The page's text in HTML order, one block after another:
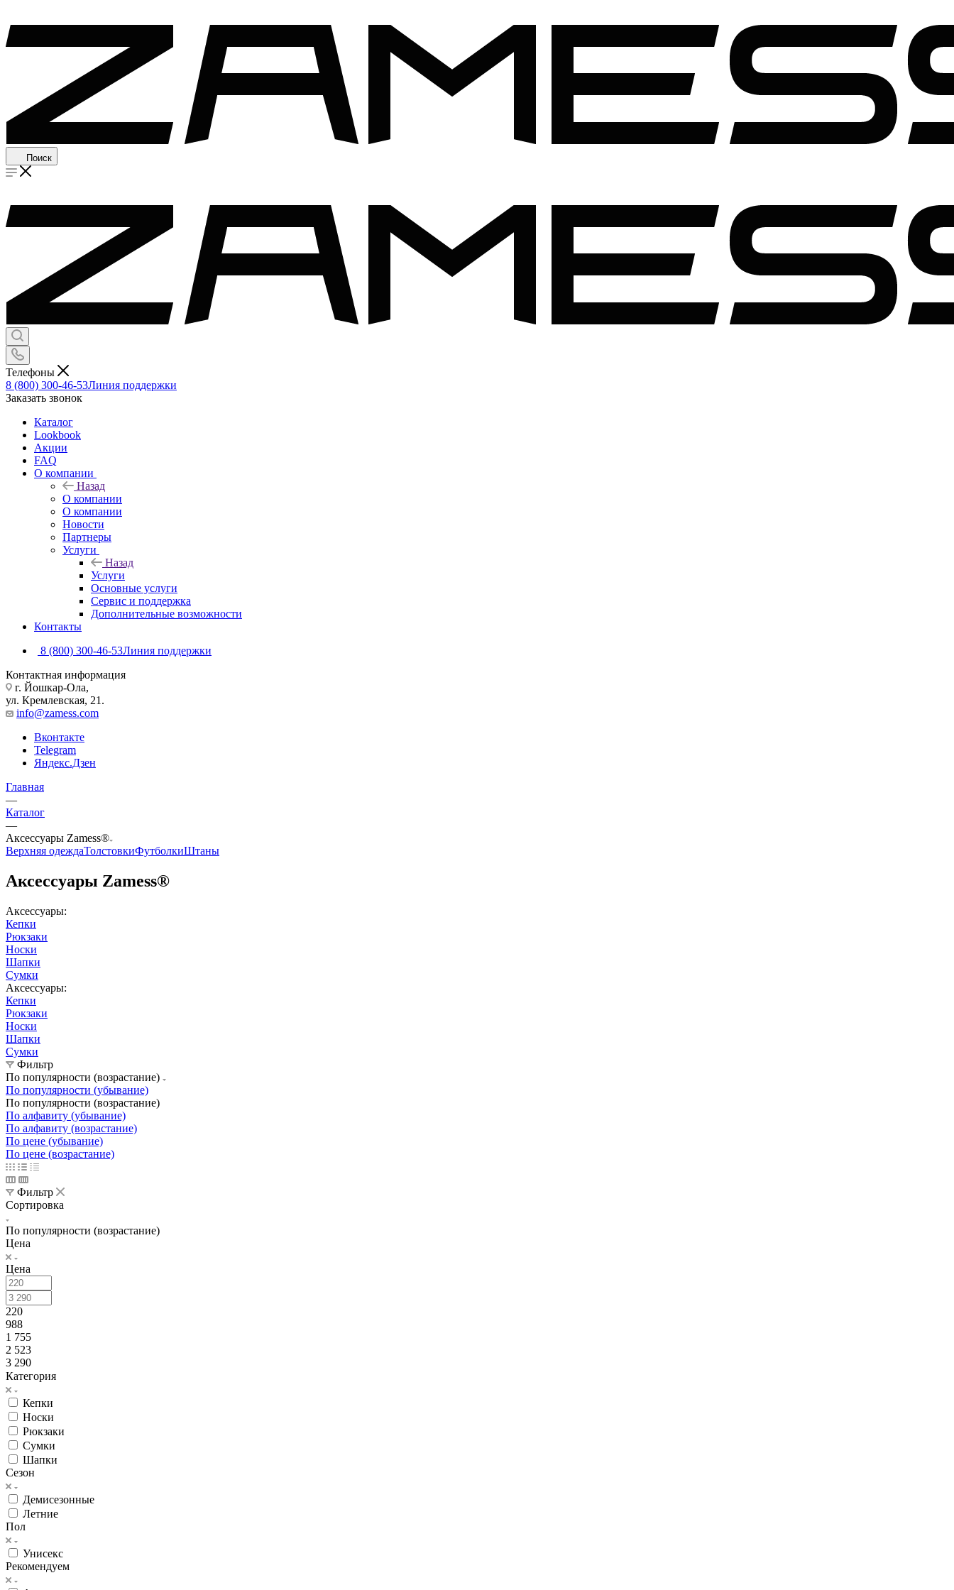
Поиск
Телефоны
8 (800) 300-46-53Линия поддержки
Заказать звонок
Каталог
Lookbook
Акции
FAQ
О компании
Назад
О компании
О компании
Новости
Партнеры
Услуги
Назад
Услуги
Основные услуги
Сервис и поддержка
Дополнительные возможности
Контакты
8 (800) 300-46-53Линия поддержки
Контактная информация
г. Йошкар-Ола,
ул. Кремлевская, 21.
info@zamess.com
Вконтакте
Telegram
Яндекс.Дзен
Главная
—
Каталог
—
Аксессуары Zamess®
Верхняя одеждаТолстовкиФутболкиШтаны
Аксессуары Zamess®
Аксессуары:
Кепки
Рюкзаки
Носки
Шапки
Сумки
Аксессуары:
Кепки
Рюкзаки
Носки
Шапки
Сумки
Фильтр
По популярности (возрастание)
По популярности (убывание)
По популярности (возрастание)
По алфавиту (убывание)
По алфавиту (возрастание)
По цене (убывание)
По цене (возрастание)
Фильтр
Сортировка
По популярности (возрастание)
Цена
Цена
220
988
1 755
2 523
3 290
Категория
Кепки
Носки
Рюкзаки
Сумки
Шапки
Сезон
Демисезонные
Летние
Пол
Унисекс
Рекомендуем